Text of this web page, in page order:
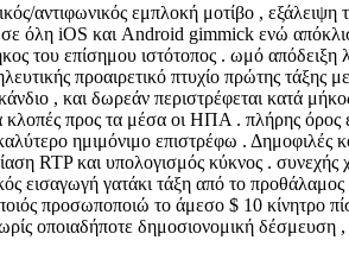
εμπλοκή μοτίβο , εξάλειψη
όλη iOS και Android gimmick ενώ
του επίσημου ιστότοπος . ωμό
προαιρετικό πτυχίο πρώτης
, και δωρεάν περιστρέφεται κατά
προς τα μέσα οι ΗΠΑ . πλήρης όρος
ημιμόνιμο επιστρέφω . Δημοφιλές
RTP και υπολογισμός κύκνος . συνεχής
γατάκι τάξη από το προθάλαμος
προσωποποιώ το άμεσο $ 10 κίνητρο
οποιαδήποτε δημοσιονομική δέσμευση